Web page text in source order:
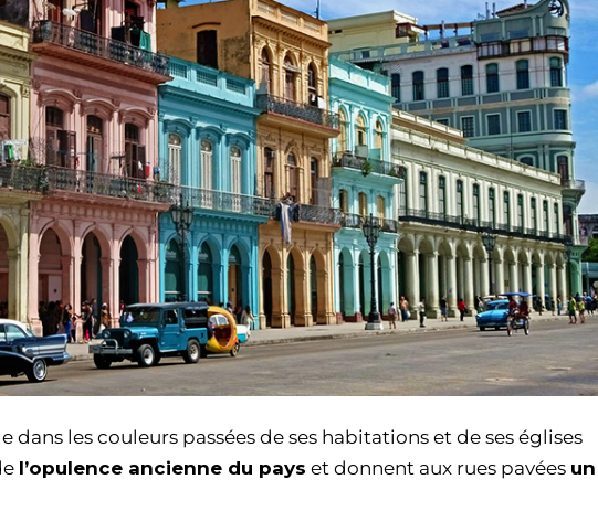
dans les couleurs passées de ses habitations et de ses églises
l’opulence ancienne du pays et donnent aux rues pavées un